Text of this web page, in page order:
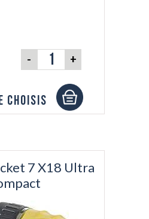
- +
choisis
7 X18 Ultra